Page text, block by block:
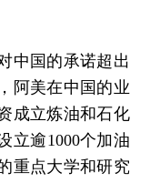
国的承诺超出
阿美在中国的业
成立炼油和石化
立逾1000个加油
重点大学和研究